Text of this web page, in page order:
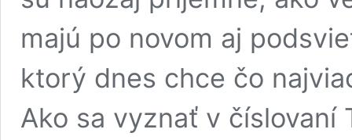
majú po novom aj
ktorý dnes chce čo
Ako sa vyznať v číslovaní